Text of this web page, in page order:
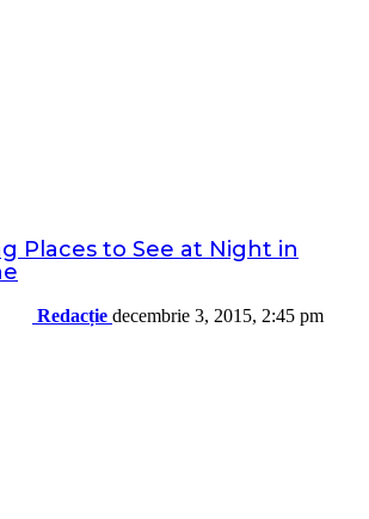
Places to See at Night in
Redacție decembrie 3, 2015, 2:45 pm